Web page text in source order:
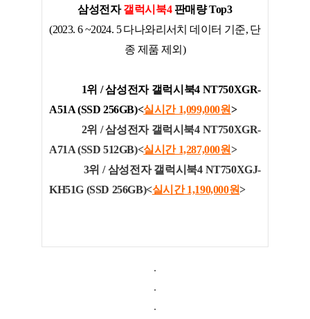
삼성전자갤럭시북4판매량 Top3
(2023. 6 ~2024. 5 다나와리서치 데이터 기준, 단
종 제품 제외)
1위 / 삼성전자 갤럭시북4 NT750XGR-
A51A (SSD 256GB)<실시간 1,099,000원>
2위 / 삼성전자 갤럭시북4 NT750XGR-
A71A (SSD 512GB)<실시간 1,287,000원>
3위 / 삼성전자 갤럭시북4 NT750XGJ-
KH51G (SSD 256GB)<실시간 1,190,000원>
.
.
.